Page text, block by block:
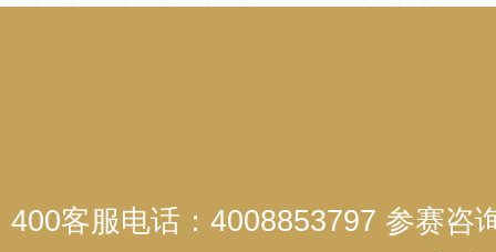
400客服电话：4008853797 参赛咨